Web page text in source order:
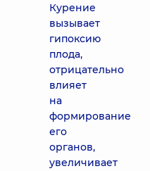
Курение
вызывает
гипоксию
плода,
отрицательно
влияет
на
формирование
его
органов,
увеличивает